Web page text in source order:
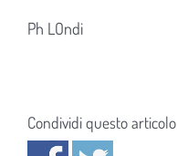
Ph LOndi
Condividi questo articolo